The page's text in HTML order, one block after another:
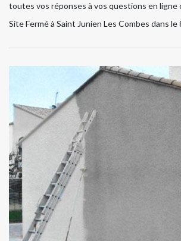
toutes vos réponses à vos questions en ligne
Site Fermé à Saint Junien Les Combes dans le